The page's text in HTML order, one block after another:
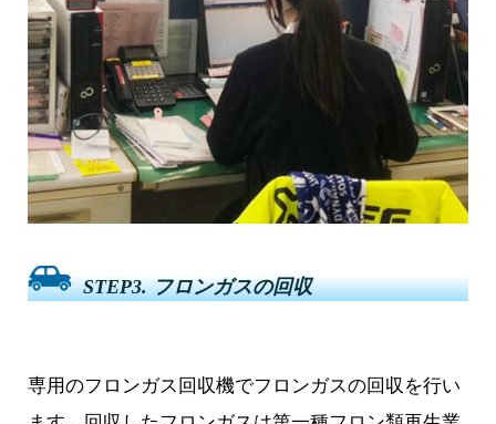
STEP3. フロンガスの回収
専用のフロンガス回収機でフロンガスの回収を行い